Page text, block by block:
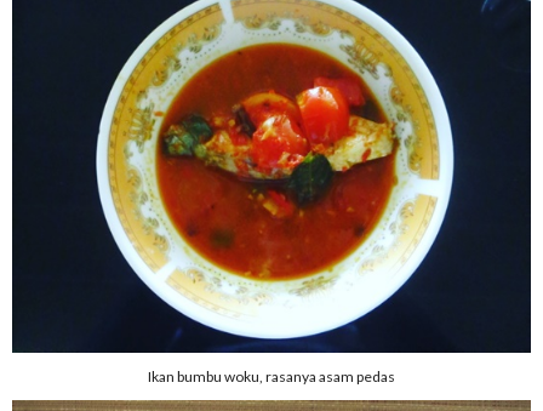
Ikan bumbu woku, rasanya asam pedas